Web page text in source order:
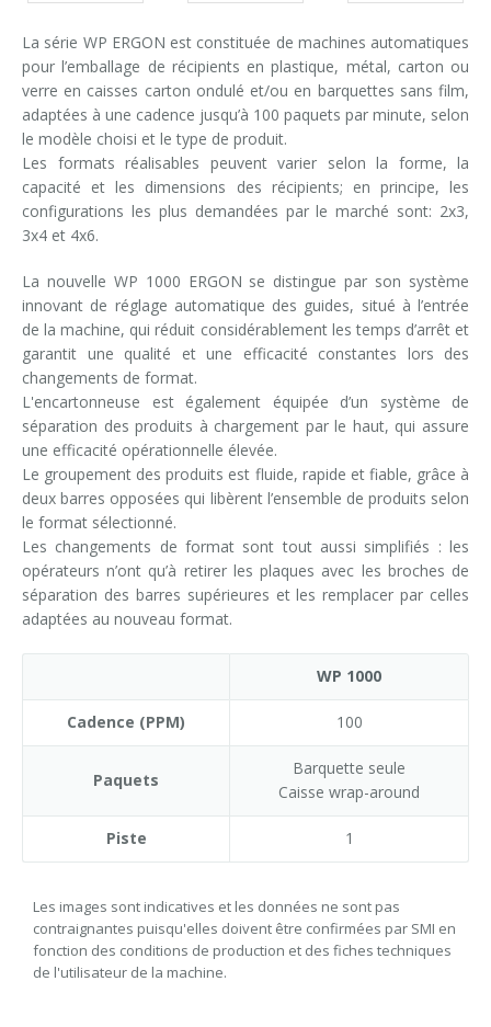
La série WP ERGON est constituée de machines automatiques
pour l’emballage de récipients en plastique, métal, carton ou
verre en caisses carton ondulé et/ou en barquettes sans film,
adaptées à une cadence jusqu’à 100 paquets par minute, selon
le modèle choisi et le type de produit.
Les formats réalisables peuvent varier selon la forme, la
capacité et les dimensions des récipients; en principe, les
configurations les plus demandées par le marché sont: 2x3,
3x4 et 4x6.
La nouvelle WP 1000 ERGON se distingue par son système
innovant de réglage automatique des guides, situé à l’entrée
de la machine, qui réduit considérablement les temps d’arrêt et
garantit une qualité et une efficacité constantes lors des
changements de format.
L'encartonneuse est également équipée d’un système de
séparation des produits à chargement par le haut, qui assure
une efficacité opérationnelle élevée.
Le groupement des produits est fluide, rapide et fiable, grâce à
deux barres opposées qui libèrent l’ensemble de produits selon
le format sélectionné.
Les changements de format sont tout aussi simplifiés : les
opérateurs n’ont qu’à retirer les plaques avec les broches de
séparation des barres supérieures et les remplacer par celles
adaptées au nouveau format.
WP 1000
Cadence (PPM) 100
Paquets
Barquette seule
Caisse wrap-around
Piste 1
Les images sont indicatives et les données ne sont pas
contraignantes puisqu'elles doivent être confirmées par SMI en
fonction des conditions de production et des fiches techniques
de l'utilisateur de la machine.